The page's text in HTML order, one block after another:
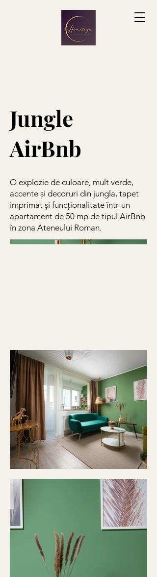
Jungle
AirBnb
O explozie de culoare, mult verde,
accente și decoruri din jungla, tapet
imprimat și funcționalitate într-un
apartament de 50 mp de tipul AirBnb
în zona Ateneului Roman.